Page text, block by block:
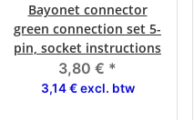
Bayonet connector
green connection set 5-
pin, socket instructions
3,80 € *
3,14 € excl. btw